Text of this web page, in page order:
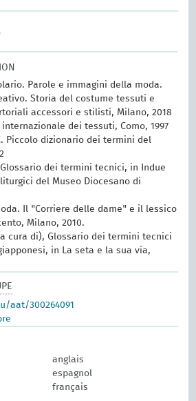
Parole e immagini della moda.
Storia del costume tessuti e
accessori e stilisti, Milano, 2018
dei tessuti, Como, 1997
Piccolo dizionario dei termini del
dei termini tecnici, in Indue
del Museo Diocesano di
Il "Corriere delle dame" e il lessico
Milano, 2010.
cura di), Glossario dei termini tecnici
in La seta e la sua via,
aat/300264091
anglais
espagnol
français